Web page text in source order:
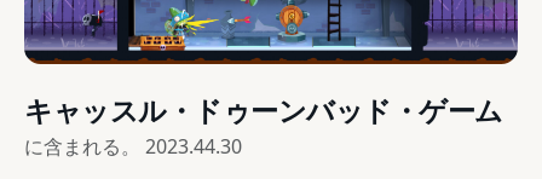
キャッスル・ドゥーンバッド・ゲーム
に含まれる。 2023.44.30